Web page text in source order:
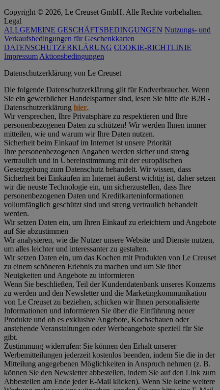
Copyright © 2026, Le Creuset GmbH. Alle Rechte vorbehalten.
Legal
ALLGEMEINE GESCHÄFTSBEDINGUNGEN Nutzungs- und
Verkaufsbedingungen für Geschenkkarten
DATENSCHUTZERKLÄRUNG COOKIE-RICHTLINIE
Impressum Aktionsbedingungen
Datenschutz­erklärung von Le Creuset
Die folgende Datenschutzerklärung gilt für Endverbraucher. Wenn
Sie ein gewerblicher Handelspartner sind, lesen Sie bitte die B2B -
Datenschutzerklärung hier.
Wir versprechen, Ihre Privatsphäre zu respektieren und Ihre
personenbezogenen Daten zu schützen! Wir werden Ihnen immer
mitteilen, wie und warum wir Ihre Daten nutzen.
Sicherheit beim Einkauf im Internet ist unsere Priorität
Ihre personenbezogenen Angaben werden sicher und streng
vertraulich und in Übereinstimmung mit der europäischen
Gesetzgebung zum Datenschutz behandelt. Wir wissen, dass
Sicherheit bei Einkäufen im Internet äußerst wichtig ist, daher setzen
wir die neuste Technologie ein, um sicherzustellen, dass Ihre
personenbezogenen Daten und Kreditkarteninformationen
vollumfänglich geschützt sind und streng vertraulich behandelt
werden.
Wir setzen Daten ein, um Ihren Einkauf zu erleichtern und Angebote
auf Sie abzustimmen
Wir analysieren, wie die Nutzer unsere Website und Dienste nutzen,
um alles leichter und interessanter zu gestalten.
Wir setzen Daten ein, um das Kochen mit Produkten von Le Creuset
zu einem schöneren Erlebnis zu machen und um Sie über
Neuigkeiten und Angebote zu informieren
Wenn Sie beschließen, Teil der Kundendatenbank unseres Konzerns
zu werden und den Newsletter und die Marketingkommunikation
von Le Creuset zu beziehen, schicken wir Ihnen personalisierte
Informationen und informieren Sie über die Einführung neuer
Produkte und ob es exklusive Angebote, Kochschauen oder
anstehende Veranstaltungen oder Werbeangebote speziell für Sie
gibt.
Zustimmung widerrufen: Sie können den Erhalt unserer
Werbemitteilungen jederzeit kostenlos beenden, indem Sie die in der
Mitteilung angegebenen Möglichkeiten in Anspruch nehmen (z. B.
können Sie den Newsletter abbestellen, indem Sie auf den Link zum
Abbestellen am Ende jeder E-Mail klicken). Wenn Sie keine weitere